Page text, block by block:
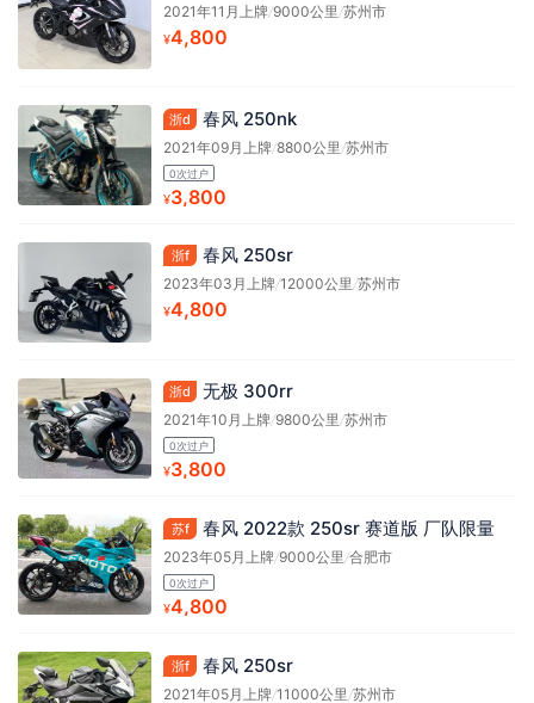
2021年11月上牌/9000公里 /苏州市
¥4,800
浙d 春风 250nk
2021年09月上牌/8800公里 /苏州市
0次过户
¥3,800
浙f 春风 250sr
2023年03月上牌/12000公里/苏州市
¥4,800
浙d 无极 300rr
2021年10月上牌/9800公里/苏州市
0次过户
¥3,800
苏f 春风 2022款 250sr 赛道版 厂队限量
2023年05月上牌/9000公里/合肥市
0次过户
¥4,800
浙f 春风 250sr
2021年05月上牌/11000公里/苏州市